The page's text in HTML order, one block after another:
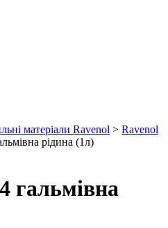
матеріали Ravenol > Ravenol
рідина (1л)
гальмівна